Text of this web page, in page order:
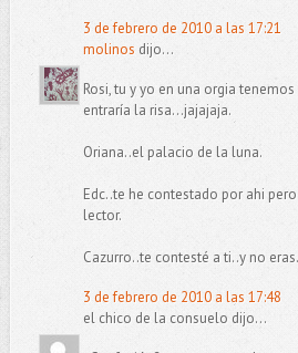
3 de febrero de 2010 a las 17:21
molinos dijo...
Rosi, tu y yo en una orgia
entraría la risa...jajajaja.
Oriana..el palacio de la luna.
Edc..te he contestado por ahi
lector.
Cazurro..te contesté a ti..y no
3 de febrero de 2010 a las 17:48
el chico de la consuelo dijo...